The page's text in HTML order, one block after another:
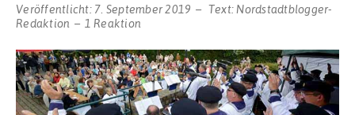
Veröffentlicht: 7. September 2019 Text: Nordstadtblogger-
Redaktion
1 Reaktion